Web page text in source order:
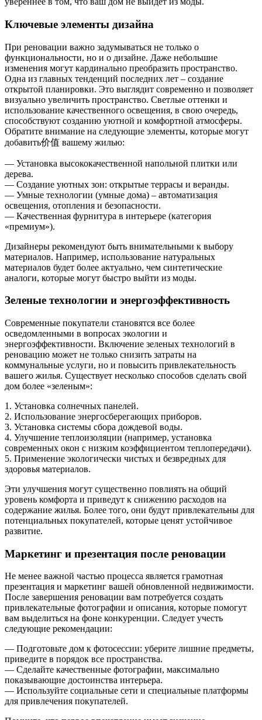
Ключевые элементы дизайна
При реновации важно задумываться не только о
функциональности, но и о дизайне. Даже небольшие
изменения могут кардинально преобразить пространство.
Одна из главных тенденций последних лет – создание
открытой планировки. Это выглядит современно и позволяет
визуально увеличить пространство. Светлые оттенки и
использование качественного освещения, в свою очередь,
способствуют созданию уютной и комфортной атмосферы.
Обратите внимание на следующие элементы, которые могут
добавить价值 вашему жилью:
— Установка высококачественной напольной плитки или
дерева.
— Создание уютных зон: открытые террасы и веранды.
— Умные технологии (умные дома) – автоматизация
освещения, отопления и безопасности.
— Качественная фурнитура в интерьере (категория
«премиум»).
Дизайнеры рекомендуют быть внимательными к выбору
материалов. Например, использование натуральных
материалов будет более актуально, чем синтетические
аналоги, которые могут быстро выйти из моды.
Зеленые технологии и энергоэффективность
Современные покупатели становятся все более
осведомленными в вопросах экологии и
энергоэффективности. Включение зеленых технологий в
реновацию может не только снизить затраты на
коммунальные услуги, но и повысить привлекательность
вашего жилья. Существует несколько способов сделать свой
дом более «зеленым»:
1. Установка солнечных панелей.
2. Использование энергосберегающих приборов.
3. Установка системы сбора дождевой воды.
4. Улучшение теплоизоляции (например, установка
современных окон с низким коэффициентом теплопередачи).
5. Применение экологически чистых и безвредных для
здоровья материалов.
Эти улучшения могут существенно повлиять на общий
уровень комфорта и приведут к снижению расходов на
содержание жилья. Более того, они будут привлекательны для
потенциальных покупателей, которые ценят устойчивое
развитие.
Маркетинг и презентация после реновации
Не менее важной частью процесса является грамотная
презентация и маркетинг вашей обновленной недвижимости.
После завершения реновации вам потребуется создать
привлекательные фотографии и описания, которые помогут
вам выделиться на фоне конкуренции. Следует учесть
следующие рекомендации:
— Подготовьте дом к фотосессии: уберите лишние предметы,
приведите в порядок все пространства.
— Сделайте качественные фотографии, максимально
показывающие достоинства интерьера.
— Используйте социальные сети и специальные платформы
для привлечения покупателей.